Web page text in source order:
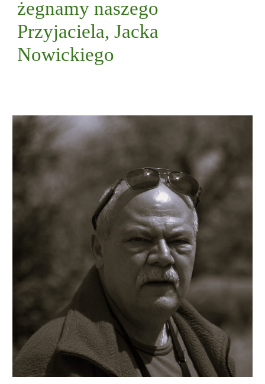
żegnamy naszego
Przyjaciela, Jacka
Nowickiego